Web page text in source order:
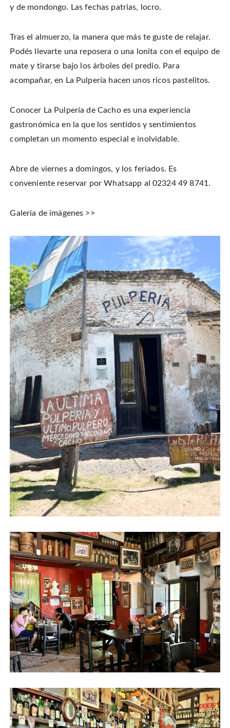
y de mondongo. Las fechas patrias, locro.
Tras el almuerzo, la manera que más te guste de relajar.
Podés llevarte una reposera o una lonita con el equipo de
mate y tirarse bajo los árboles del predio. Para
acompañar, en La Pulpería hacen unos ricos pastelitos.
Conocer La Pulpería de Cacho es una experiencia
gastronómica en la que los sentidos y sentimientos
completan un momento especial e inolvidable.
Abre de viernes a domingos, y los feriados. Es
conveniente reservar por Whatsapp al 02324 49 8741.
Galería de imágenes >>